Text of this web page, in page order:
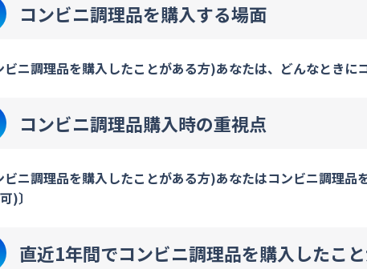
コンビニ調理品を購入する場面
ニ調理品を購入したことがある方)あなたは、どんなときに
コンビニ調理品購入時の重視点
ビニ調理品を購入したことがある方)あなたはコンビニ調理品
)〕
直近1年間でコンビニ調理品を購入したこ